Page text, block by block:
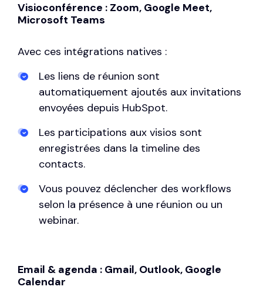
Visioconférence : Zoom, Google Meet,
Microsoft Teams
Avec ces intégrations natives :
Les liens de réunion sont
automatiquement ajoutés aux invitations
envoyées depuis HubSpot.
Les participations aux visios sont
enregistrées dans la timeline des
contacts.
Vous pouvez déclencher des workflows
selon la présence à une réunion ou un
webinar.
Email & agenda : Gmail, Outlook, Google
Calendar